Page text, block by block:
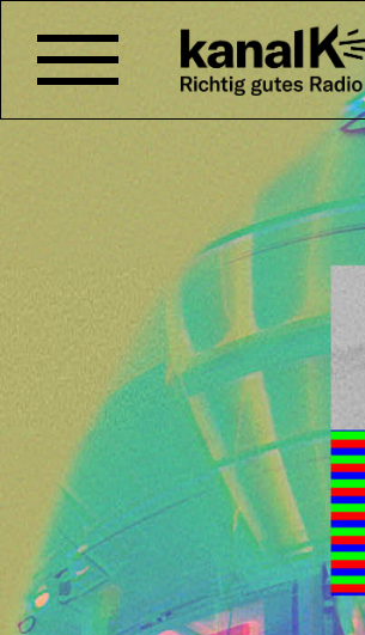
KANAL K
Wir feiern: Am
dem Gelände
Ab 18.00 Uhr
und
verwöhnen
hungrig nach
Um 20.30 Uhr
Unterhaltung.
ReArranger für